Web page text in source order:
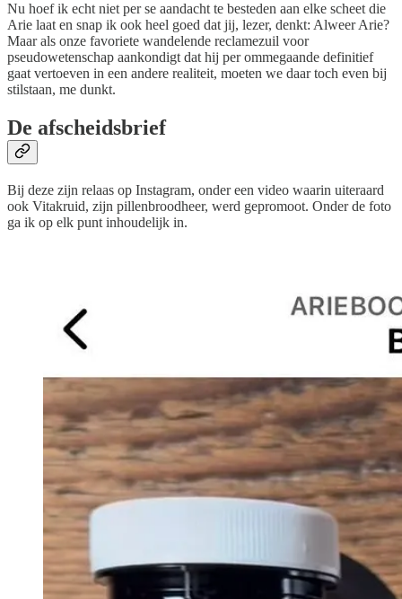
Nu hoef ik echt niet per se aandacht te besteden aan elke scheet die
Arie laat en snap ik ook heel goed dat jij, lezer, denkt: Alweer Arie?
Maar als onze favoriete wandelende reclamezuil voor
pseudowetenschap aankondigt dat hij per ommegaande definitief
gaat vertoeven in een andere realiteit, moeten we daar toch even bij
stilstaan, me dunkt.
De afscheidsbrief
Bij deze zijn relaas op Instagram, onder een video waarin uiteraard
ook Vitakruid, zijn pillenbroodheer, werd gepromoot. Onder de foto
ga ik op elk punt inhoudelijk in.